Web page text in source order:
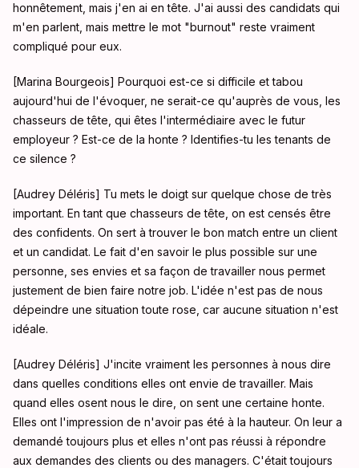
honnêtement, mais j'en ai en tête. J'ai aussi des candidats qui
m'en parlent, mais mettre le mot "burnout" reste vraiment
compliqué pour eux.
[Marina Bourgeois] Pourquoi est-ce si difficile et tabou
aujourd'hui de l'évoquer, ne serait-ce qu'auprès de vous, les
chasseurs de tête, qui êtes l'intermédiaire avec le futur
employeur ? Est-ce de la honte ? Identifies-tu les tenants de
ce silence ?
[Audrey Déléris] Tu mets le doigt sur quelque chose de très
important. En tant que chasseurs de tête, on est censés être
des confidents. On sert à trouver le bon match entre un client
et un candidat. Le fait d'en savoir le plus possible sur une
personne, ses envies et sa façon de travailler nous permet
justement de bien faire notre job. L'idée n'est pas de nous
dépeindre une situation toute rose, car aucune situation n'est
idéale.
[Audrey Déléris] J'incite vraiment les personnes à nous dire
dans quelles conditions elles ont envie de travailler. Mais
quand elles osent nous le dire, on sent une certaine honte.
Elles ont l'impression de n'avoir pas été à la hauteur. On leur a
demandé toujours plus et elles n'ont pas réussi à répondre
aux demandes des clients ou des managers. C'était toujours